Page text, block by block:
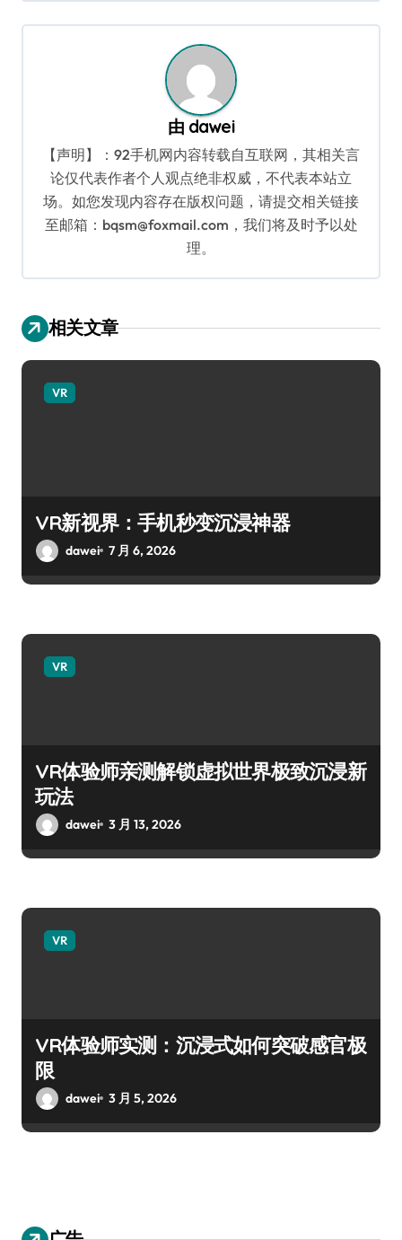
导
由 dawei
【声明】：92手机网内容转载自互联网，其相关言
论仅代表作者个人观点绝非权威，不代表本站立
场。如您发现内容存在版权问题，请提交相关链接
至邮箱：bqsm@foxmail.com，我们将及时予以处
理。
相关文章
VR
VR新视界：手机秒变沉浸神器
dawei 7 月 6, 2026
VR
VR体验师亲测解锁虚拟世界极致沉浸新
玩法
dawei 3 月 13, 2026
VR
VR体验师实测：沉浸式如何突破感官极
限
dawei 3 月 5, 2026